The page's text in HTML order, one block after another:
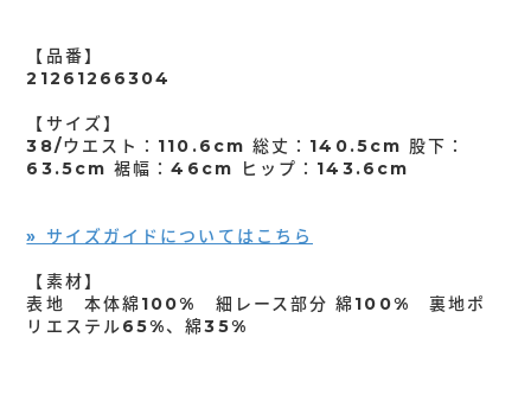
【品番】
21261266304
【サイズ】
38/ウエスト：110.6cm 総丈：140.5cm 股下：
63.5cm 裾幅：46cm ヒップ：143.6cm
» サイズガイドについてはこちら
【素材】
表地 本体綿100% 細レース部分 綿100% 裏地ポ
リエステル65%、綿35%